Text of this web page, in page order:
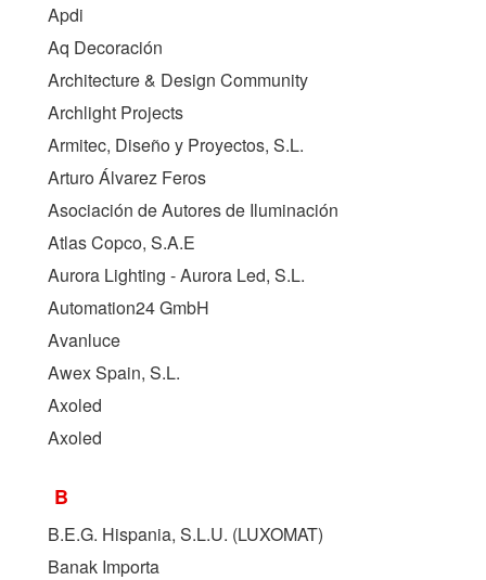
Apdi
Aq Decoración
Architecture & Design Community
Archlight Projects
Armitec, Diseño y Proyectos, S.L.
Arturo Álvarez Feros
Asociación de Autores de Iluminación
Atlas Copco, S.A.E
Aurora Lighting - Aurora Led, S.L.
Automation24 GmbH
Avanluce
Awex Spain, S.L.
Axoled
Axoled
B
B.E.G. Hispania, S.L.U. (LUXOMAT)
Banak Importa